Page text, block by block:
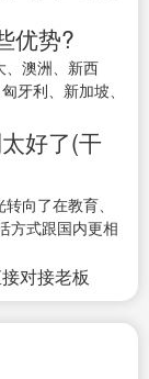
优势?
、澳洲、新西
牙利、新加坡、
好了(干
向了在教育、
方式跟国内更相
对接老板